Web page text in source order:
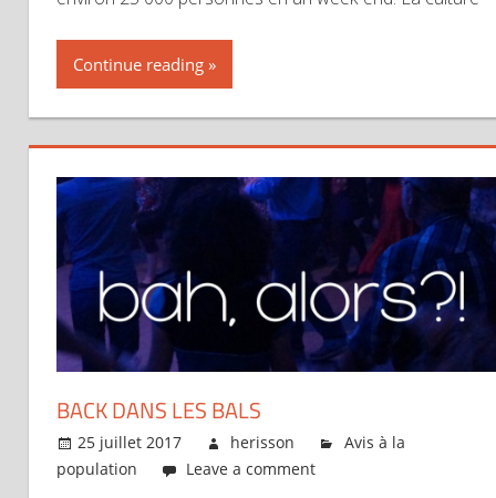
Continue reading
BACK DANS LES BALS
25 juillet 2017 herisson
Avis à la
population
Leave a comment